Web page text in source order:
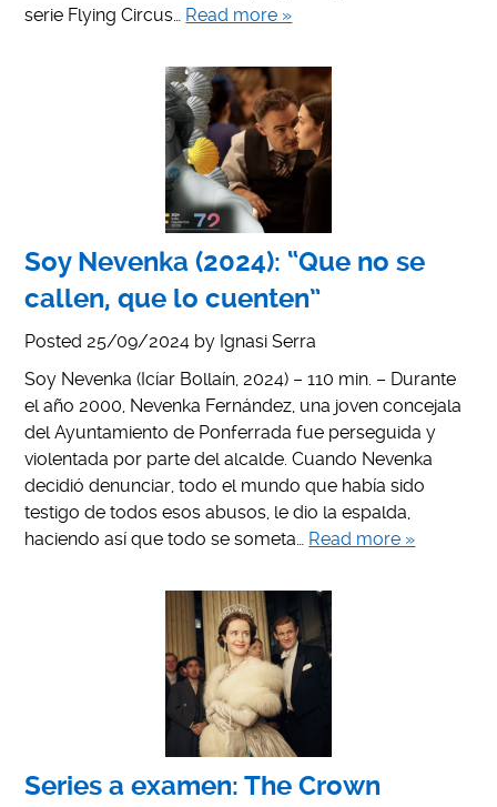
serie Flying Circus… Read more »
Soy Nevenka (2024): “Que no se
callen, que lo cuenten”
Posted 25/09/2024 by Ignasi Serra
Soy Nevenka (Icíar Bollaín, 2024) – 110 min. – Durante
el año 2000, Nevenka Fernández, una joven concejala
del Ayuntamiento de Ponferrada fue perseguida y
violentada por parte del alcalde. Cuando Nevenka
decidió denunciar, todo el mundo que había sido
testigo de todos esos abusos, le dio la espalda,
haciendo así que todo se someta… Read more »
Series a examen: The Crown